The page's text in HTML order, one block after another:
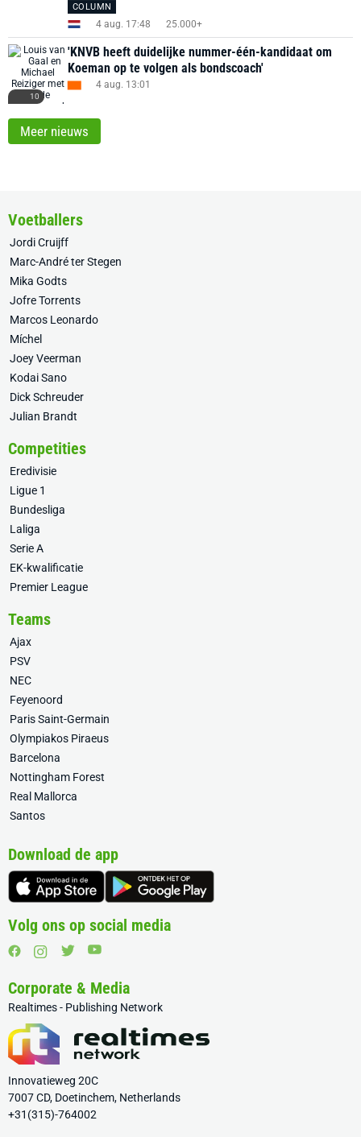
COLUMN
4 aug. 17:48 25.000+
10
'KNVB heeft duidelijke nummer-één-kandidaat om
Koeman op te volgen als bondscoach'
4 aug. 13:01
Meer nieuws
Voetballers
Jordi Cruijff
Marc-André ter Stegen
Mika Godts
Jofre Torrents
Marcos Leonardo
Míchel
Joey Veerman
Kodai Sano
Dick Schreuder
Julian Brandt
Competities
Eredivisie
Ligue 1
Bundesliga
Laliga
Serie A
EK-kwalificatie
Premier League
Teams
Ajax
PSV
NEC
Feyenoord
Paris Saint-Germain
Olympiakos Piraeus
Barcelona
Nottingham Forest
Real Mallorca
Santos
Download de app
Volg ons op social media
Corporate & Media
Realtimes - Publishing Network
Innovatieweg 20C
7007 CD, Doetinchem, Netherlands
+31(315)-764002